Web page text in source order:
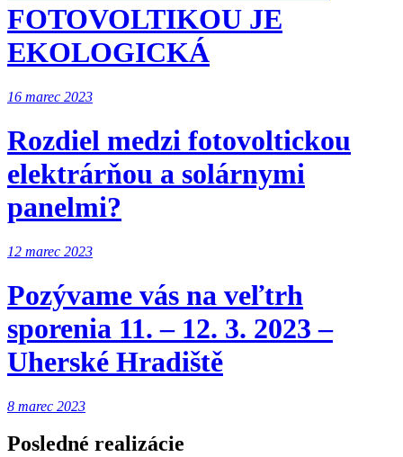
FOTOVOLTIKOU JE
EKOLOGICKÁ
16 marec 2023
Rozdiel medzi fotovoltickou
elektrárňou a solárnymi
panelmi?
12 marec 2023
Pozývame vás na veľtrh
sporenia 11. – 12. 3. 2023 –
Uherské Hradiště
8 marec 2023
Posledné realizácie